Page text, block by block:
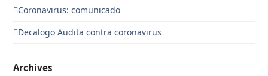
Coronavirus: comunicado
Decalogo Audita contra coronavirus
Archives